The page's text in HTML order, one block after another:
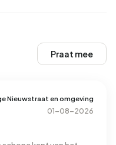
Praat mee
Nieuwstraat en omgeving
01-08-2026